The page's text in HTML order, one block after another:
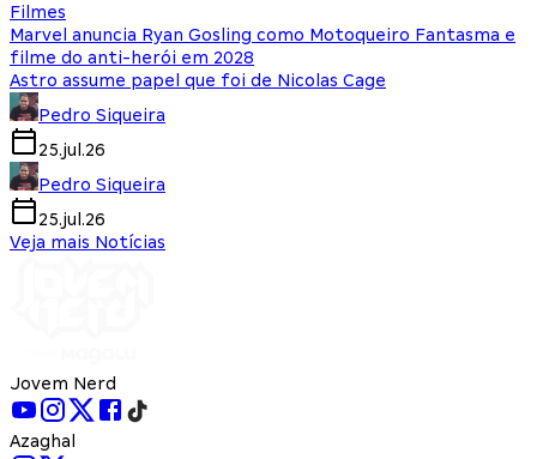
Filmes
Marvel anuncia Ryan Gosling como Motoqueiro Fantasma e
filme do anti-herói em 2028
Astro assume papel que foi de Nicolas Cage
Pedro Siqueira
25.jul.26
Pedro Siqueira
25.jul.26
Veja mais Notícias
Jovem Nerd
Azaghal